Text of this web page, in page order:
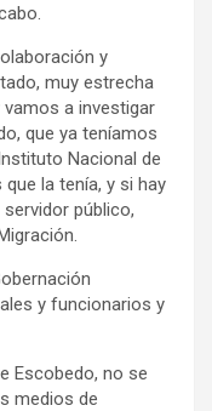
y
muy estrecha
a investigar
que ya teníamos
Nacional de
la tenía, y si hay
público,
y funcionarios y
Escobedo, no se
medios de